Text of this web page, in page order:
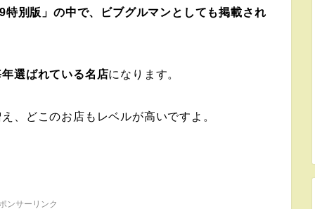
特別版」の中で、ビブグルマンとしても掲載され
選ばれている名店になります。
、どこのお店もレベルが高いですよ。
ンサーリンク